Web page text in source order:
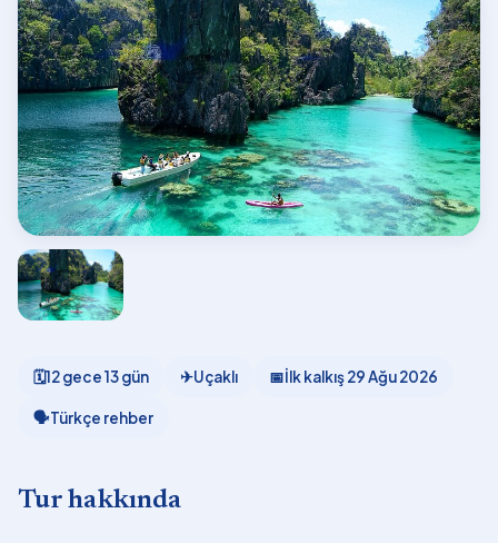
🗓12 gece 13 gün ✈Uçaklı 📅İlk kalkış29 Ağu 2026
🗣Türkçe rehber
Tur hakkında